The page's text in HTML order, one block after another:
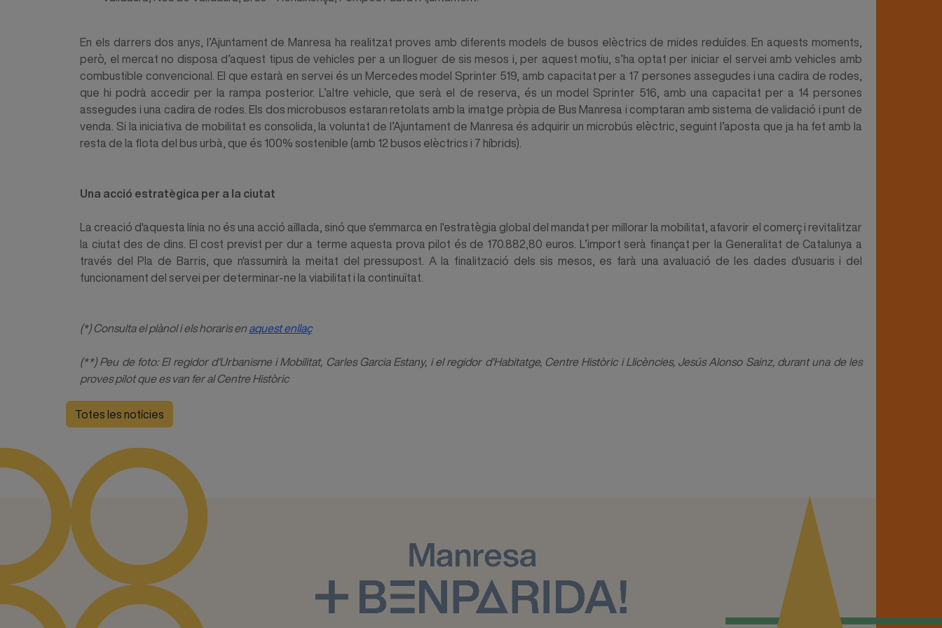
En els darrers dos anys, l’Ajuntament de Manresa ha realitzat proves amb diferents models de busos elèctrics de mides reduïdes. En aquests moments,
però, el mercat no disposa d’aquest tipus de vehicles per a un lloguer de sis mesos i, per aquest motiu, s’ha optat per iniciar el servei amb vehicles amb
combustible convencional. El que estarà en servei és un Mercedes model Sprinter 519, amb capacitat per a 17 persones assegudes i una cadira de rodes,
que hi podrà accedir per la rampa posterior. L’altre vehicle, que serà el de reserva, és un model Sprinter 516, amb una capacitat per a 14 persones
assegudes i una cadira de rodes. Els dos microbusos estaran retolats amb la imatge pròpia de Bus Manresa i comptaran amb sistema de validació i punt de
venda. Si la iniciativa de mobilitat es consolida, la voluntat de l’Ajuntament de Manresa és adquirir un microbús elèctric, seguint l’aposta que ja ha fet amb la
resta de la flota del bus urbà, que és 100% sostenible (amb 12 busos elèctrics i 7 híbrids).
Una acció estratègica per a la ciutat
La creació d'aquesta línia no és una acció aïllada, sinó que s'emmarca en l'estratègia global del mandat per millorar la mobilitat, afavorir el comerç i revitalitzar
la ciutat des de dins. El cost previst per dur a terme aquesta prova pilot és de 170.882,80 euros. L’import serà finançat per la Generalitat de Catalunya a
través del Pla de Barris, que n'assumirà la meitat del pressupost. A la finalització dels sis mesos, es farà una avaluació de les dades d'usuaris i del
funcionament del servei per determinar-ne la viabilitat i la continuïtat.
(*) Consulta el plànol i els horaris en aquest enllaç
(**) Peu de foto: El regidor d'Urbanisme i Mobilitat, Carles Garcia Estany, i el regidor d'Habitatge, Centre Històric i Llicències, Jesús Alonso Sainz, durant una de les
proves pilot que es van fer al Centre Històric
Totes les notícies